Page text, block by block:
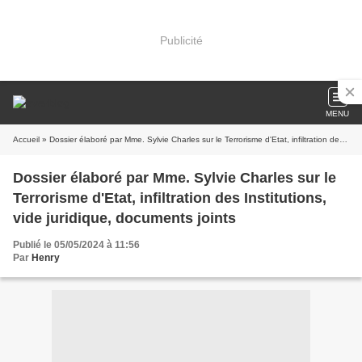
Publicité
MENU
Accueil » Dossier élaboré par Mme. Sylvie Charles sur le Terrorisme d'Etat, infiltration des Institutions, vide juridique, documents joints
Dossier élaboré par Mme. Sylvie Charles sur le
Terrorisme d'Etat, infiltration des Institutions,
vide juridique, documents joints
Publié le 05/05/2024 à 11:56
Par Henry